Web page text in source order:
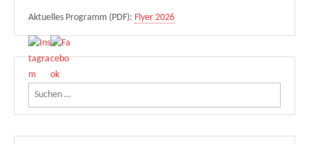
Aktuelles Programm (PDF): Flyer 2026
Suchen nach: